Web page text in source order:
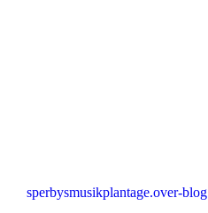
sperbysmusikplantage.over-blog